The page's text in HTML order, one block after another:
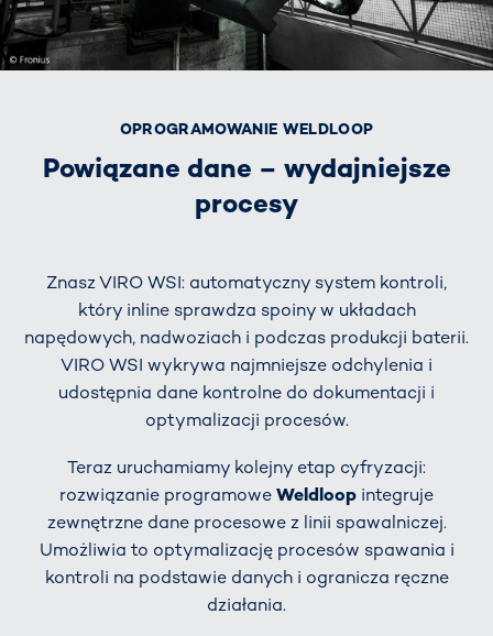
OPROGRAMOWANIE WELDLOOP
Powiązane dane – wydajniejsze
procesy
Znasz VIRO WSI: automatyczny system kontroli,
który inline sprawdza spoiny w układach
napędowych, nadwoziach i podczas produkcji baterii.
VIRO WSI wykrywa najmniejsze odchylenia i
udostępnia dane kontrolne do dokumentacji i
optymalizacji procesów.
Teraz uruchamiamy kolejny etap cyfryzacji:
rozwiązanie programoweWeldloop integruje
zewnętrzne dane procesowe z linii spawalniczej.
Umożliwia to optymalizację procesów spawania i
kontroli na podstawie danych i ogranicza ręczne
działania.